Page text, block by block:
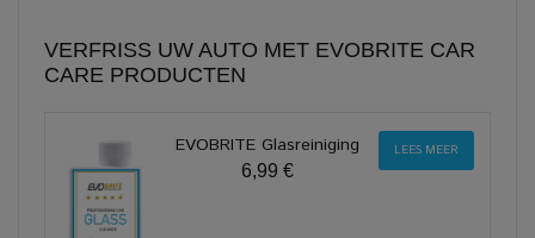
VERFRISS UW AUTO MET EVOBRITE CAR
CARE PRODUCTEN
EVOBRITE Glasreiniging
6,99 €
LEES MEER